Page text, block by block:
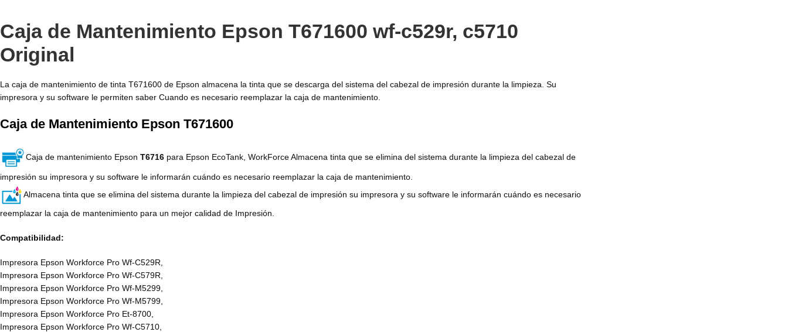
Caja de Mantenimiento Epson T671600 wf-c529r, c5710
Original
La caja de mantenimiento de tinta T671600 de Epson almacena la tinta que se descarga del sistema del cabezal de impresión durante la limpieza. Su
impresora y su software le permiten saber Cuando es necesario reemplazar la caja de mantenimiento.
Caja de Mantenimiento Epson T671600
Caja de mantenimiento Epson T6716 para Epson EcoTank, WorkForce Almacena tinta que se elimina del sistema durante la limpieza del cabezal de
impresión su impresora y su software le informarán cuándo es necesario reemplazar la caja de mantenimiento.
Almacena tinta que se elimina del sistema durante la limpieza del cabezal de impresión su impresora y su software le informarán cuándo es necesario
reemplazar la caja de mantenimiento para un mejor calidad de Impresión.
Compatibilidad:
Impresora Epson Workforce Pro Wf-C529R,
Impresora Epson Workforce Pro Wf-C579R,
Impresora Epson Workforce Pro Wf-M5299,
Impresora Epson Workforce Pro Wf-M5799,
Impresora Epson Workforce Pro Et-8700,
Impresora Epson Workforce Pro Wf-C5710,